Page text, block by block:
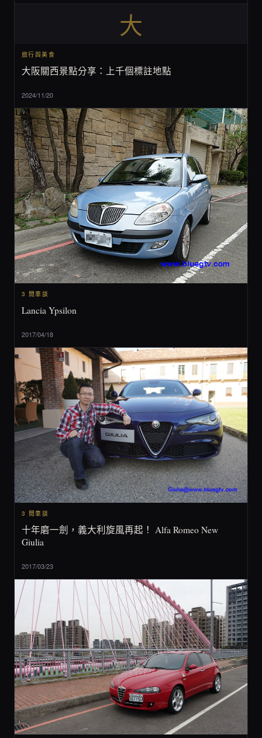
大
旅行與美食
大阪關西景點分享：上千個標註地點
2024/11/20
3 閒車談
Lancia Ypsilon
2017/04/18
3 閒車談
十年磨一劍，義大利旋風再起！ Alfa Romeo New
Giulia
2017/03/23